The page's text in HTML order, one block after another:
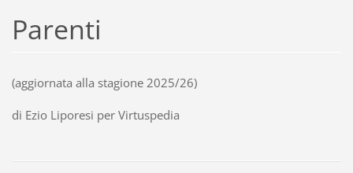
Parenti
(aggiornata alla stagione 2025/26)
di Ezio Liporesi per Virtuspedia